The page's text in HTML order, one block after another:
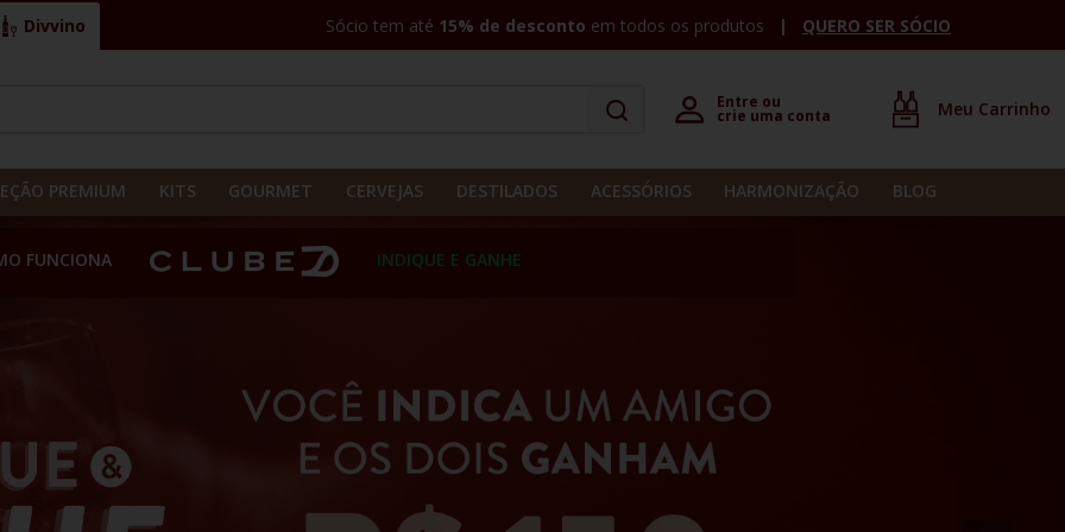
Divvino Sócio tem até 15% de desconto em todos os produtos QUERO SER SÓCIO
Entre ou
crie uma conta
PREMIUM KITS GOURMET CERVEJAS DESTILADOS ACESSÓRIOS HARMONIZAÇÃO BLOG
FUNCIONA INDIQUE E GANHE